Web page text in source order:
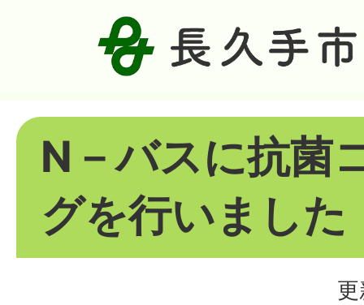
N－バスに抗菌
グを行いました